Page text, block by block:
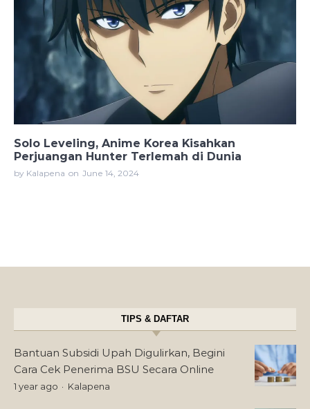
Solo Leveling, Anime Korea Kisahkan
Perjuangan Hunter Terlemah di Dunia
by Kalapena on June 14, 2024
TIPS & DAFTAR
Bantuan Subsidi Upah Digulirkan, Begini
Cara Cek Penerima BSU Secara Online
1 year ago Kalapena